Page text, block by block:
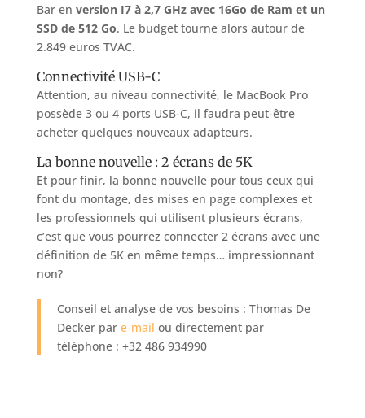
Bar en version I7 à 2,7 GHz avec 16Go de Ram et un
SSD de 512 Go. Le budget tourne alors autour de
2.849 euros TVAC.
Connectivité USB-C
Attention, au niveau connectivité, le MacBook Pro
possède 3 ou 4 ports USB-C, il faudra peut-être
acheter quelques nouveaux adapteurs.
La bonne nouvelle : 2 écrans de 5K
Et pour finir, la bonne nouvelle pour tous ceux qui
font du montage, des mises en page complexes et
les professionnels qui utilisent plusieurs écrans,
c’est que vous pourrez connecter 2 écrans avec une
définition de 5K en même temps… impressionnant
non?
Conseil et analyse de vos besoins : Thomas De
Decker par e-mail ou directement par
téléphone : +32 486 934990